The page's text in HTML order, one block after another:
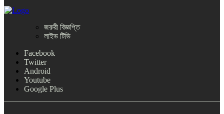
জরুরী বিজ্ঞপ্তি
লাইভ টিভি
Facebook
Twitter
Android
Youtube
Google Plus